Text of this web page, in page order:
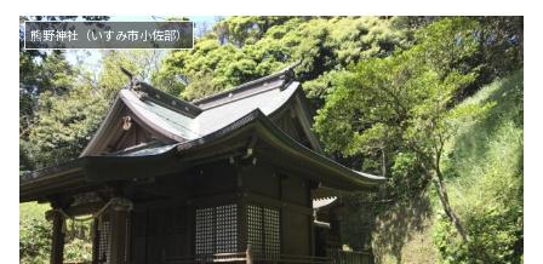
熊野神社（いすみ市小佐部）